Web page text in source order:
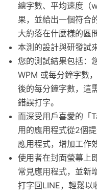
總字數、平均速度（
果，並給出一個符合
大約落在什麼樣的區間
本測的設計與研發試
您的測試結果包括：
WPM 或每分鐘字數
後的每分鐘字數，這
錯誤打字。
而深受用戶喜愛的「
用的應用程式從2個
應用程式，增加工作
使用者在封面螢幕上
常見應用程式，並新
打字回LINE，輕鬆以